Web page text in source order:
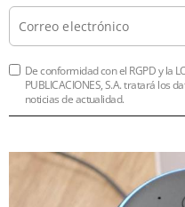
De conformidad con el RGPD y la
PUBLICACIONES, S.A. tratará los
noticias de actualidad.